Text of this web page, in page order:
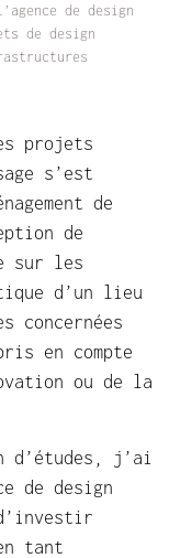
de design
de design
projets
s’est
de
de
sur les
d’un lieu
concernées
en compte
ou de la
d’études, j’ai
de design
tant